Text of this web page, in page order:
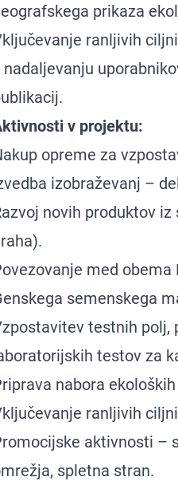
prikaza
ranljivih
nadaljevanju
v projektu:
opreme za
izobraževanj –
novih produktov
med
semenskega
testnih polj,
testov za
nabora
ranljivih
aktivnosti –
spletna stran.